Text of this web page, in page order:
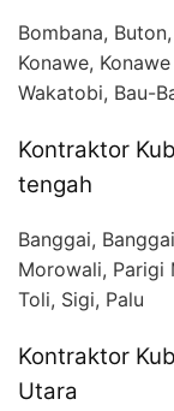
Bombana,
Konawe,
Wakatobi, Bau-
Kontraktor
tengah
Banggai,
Morowali, Parigi
Toli, Sigi, Palu
Kontraktor
Utara